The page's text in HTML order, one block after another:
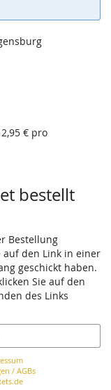
€ pro
bestellt
Bestellung
auf den Link in einer
geschickt haben.
Sie auf den
des Links
/ AGBs